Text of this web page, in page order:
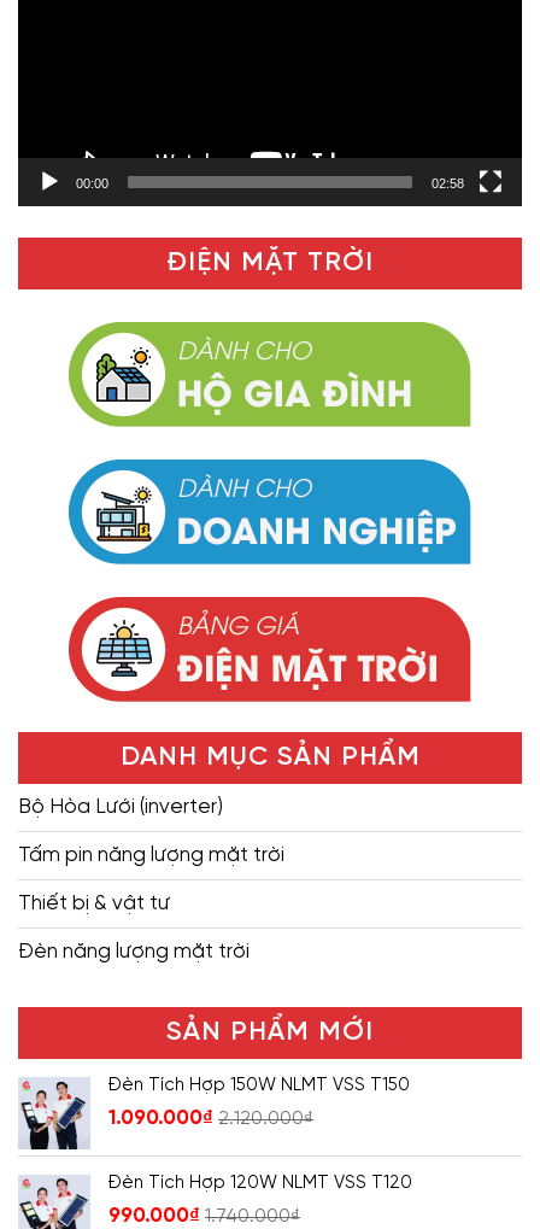
00:00 02:58
ĐIỆN MẶT TRỜI
DANH MỤC SẢN PHẨM
Bộ Hòa Lưới (inverter)
Tấm pin năng lượng mặt trời
Thiết bị & vật tư
Đèn năng lượng mặt trời
SẢN PHẨM MỚI
Đèn Tích Hợp 150W NLMT VSS T150
1.090.000₫ 2.120.000₫
Đèn Tích Hợp 120W NLMT VSS T120
990.000₫ 1.740.000₫